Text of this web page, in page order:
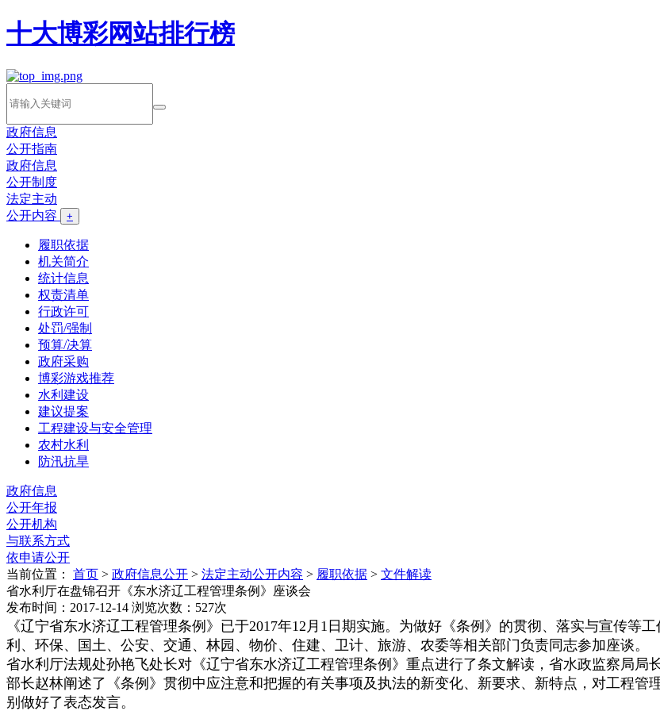
十大博彩网站排行榜
政府信息
公开指南
政府信息
公开制度
法定主动
公开内容
+
履职依据
机关简介
统计信息
权责清单
行政许可
处罚/强制
预算/决算
政府采购
博彩游戏推荐
水利建设
建议提案
工程建设与安全管理
农村水利
防汛抗旱
政府信息
公开年报
公开机构
与联系方式
依申请公开
当前位置： 首页 > 政府信息公开 > 法定主动公开内容 > 履职依据 > 文件解读
省水利厅在盘锦召开《东水济辽工程管理条例》座谈会
发布时间：2017-12-14 浏览次数： 527次
《辽宁省东水济辽工程管理条例》已于2017年12 月 1 日期实施。为做好《条例》的贯彻、落实与宣传等工
利、环保、国土、公安、交通、林园、物价、住建、卫计、旅游、农委等相关部门负责同志参加座谈。
省水利厅法规处孙艳飞处长对《辽宁省东水济辽工程管理条例》重点进行了条文解读，省水政监察局
部长赵林阐述了《条例》贯彻中应注意和把握的有关事项及执法的新变化、新要求、新特点，对工程
别做好了表态发言。